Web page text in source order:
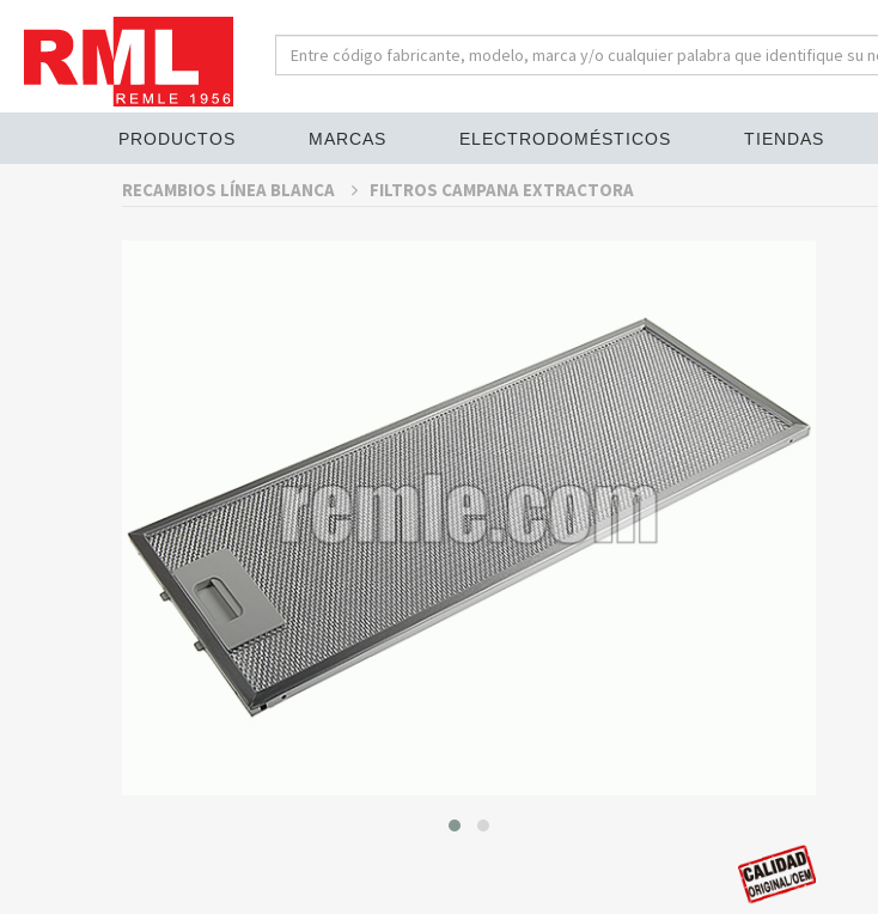
PRODUCTOS MARCAS ELECTRODOMÉSTICOS TIENDAS
RECAMBIOS LÍNEA BLANCA FILTROS CAMPANA EXTRACTORA